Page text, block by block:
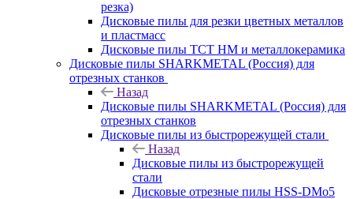
резка)
Дисковые пилы для резки цветных металлов
и пластмасс
Дисковые пилы ТСТ НМ и металлокерамика
Дисковые пилы SHARKMETAL (Россия) для
отрезных станков
Назад
Дисковые пилы SHARKMETAL (Россия) для
отрезных станков
Дисковые пилы из быстрорежущей стали
Назад
Дисковые пилы из быстрорежущей
стали
Дисковые отрезные пилы HSS-DMo5